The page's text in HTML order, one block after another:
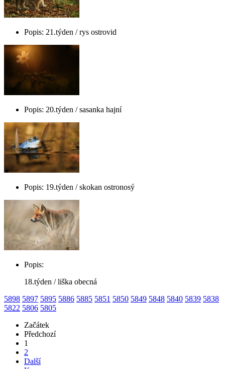
Popis: 21.týden / rys ostrovid
Popis: 20.týden / sasanka hajní
Popis: 19.týden / skokan ostronosý
Popis:
18.týden / liška obecná
5898 5897 5895 5886 5885 5851 5850 5849 5848 5840 5839 5838
5822 5806 5805
Začátek
Předchozí
1
2
Další